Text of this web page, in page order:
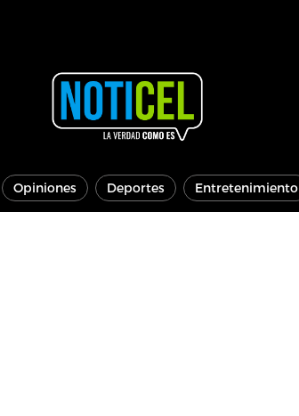
Opiniones Deportes Entretenimiento